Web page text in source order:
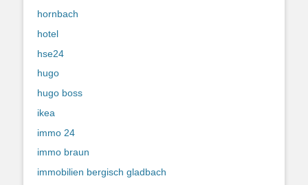
hornbach
hotel
hse24
hugo
hugo boss
ikea
immo 24
immo braun
immobilien bergisch gladbach